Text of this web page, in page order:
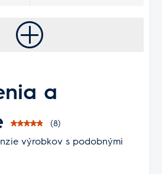
a
(8)
výrobkov s podobnými